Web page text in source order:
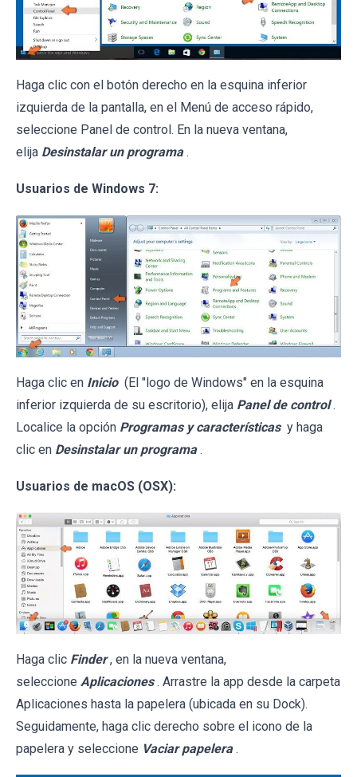
Haga clic con el botón derecho en la esquina inferior
izquierda de la pantalla, en el Menú de acceso rápido,
seleccione Panel de control. En la nueva ventana,
elija Desinstalar un programa .
Usuarios de Windows 7:
Haga clic en Inicio (El "logo de Windows" en la esquina
inferior izquierda de su escritorio), elija Panel de control .
Localice la opción Programas y características y haga
clic en Desinstalar un programa .
Usuarios de macOS (OSX):
Haga clic Finder , en la nueva ventana,
seleccione Aplicaciones . Arrastre la app desde la carpeta
Aplicaciones hasta la papelera (ubicada en su Dock).
Seguidamente, haga clic derecho sobre el icono de la
papelera y seleccione Vaciar papelera .